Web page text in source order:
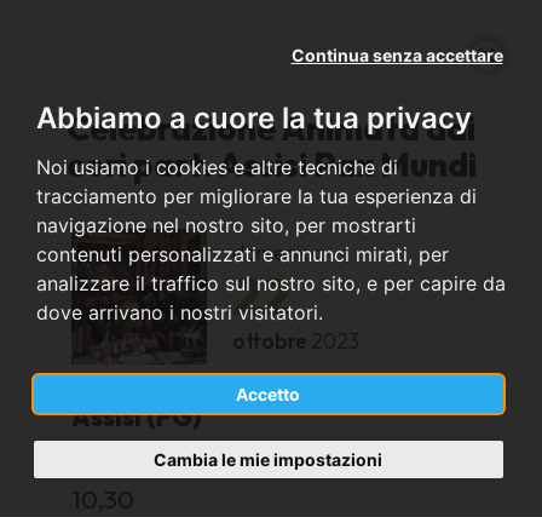
Abbiamo a cuore la tua privacy
Noi usiamo i cookies e altre tecniche di
tracciamento per migliorare la tua esperienza di
navigazione nel nostro sito, per mostrarti
contenuti personalizzati e annunci mirati, per
analizzare il traffico sul nostro sito, e per capire da
dove arrivano i nostri visitatori.
Accetto
Continua senza accettare
Cambia le mie impostazioni
Celebrazione Animata dai
cori part. Assisi Pax Mundi
domenica
22
ottobre 2023
Assisi (PG)
Basilica di San Francesco Superiore
10,30